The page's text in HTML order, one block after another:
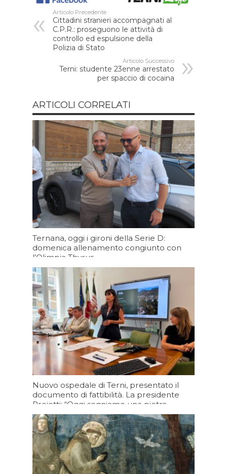
Articolo Precedente
Cittadini stranieri accompagnati al
C.P.R.: proseguono le attività di
controllo ed espulsione della
Polizia di Stato
Articolo Successivo
Terni: studente 23enne arrestato
per spaccio di cocaina
ARTICOLI CORRELATI
Ternana, oggi i gironi della Serie D:
domenica allenamento congiunto con
l’Olimpia Thyrus
Oggi 09:34
Nuovo ospedale di Terni, presentato il
documento di fattibilità. La presidente
Proietti: “Oggi segniamo una pietra
miliare per la sanità umbra”
Oggi 09:20